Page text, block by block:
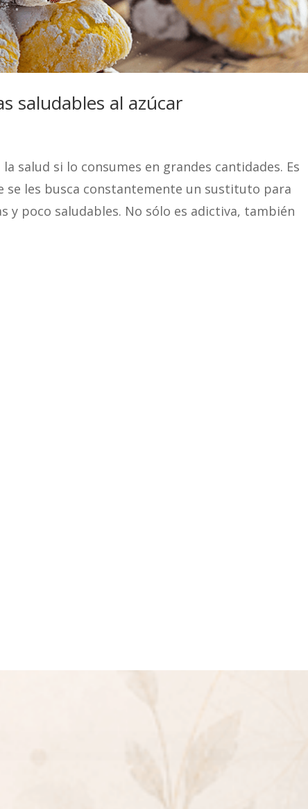
saludables al azúcar
salud si lo consumes en grandes cantidades. Es
se les busca constantemente un sustituto para
y poco saludables. No sólo es adictiva, también